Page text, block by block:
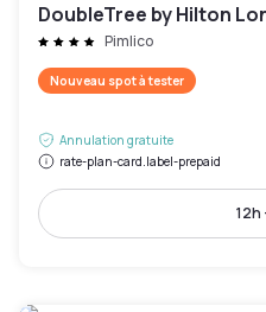
DoubleTree by Hilton
Pimlico
Nouveau spot à tester
Annulation gratuite
rate-plan-card.label-prepaid
12h